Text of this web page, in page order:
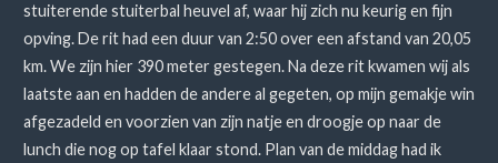
stuiterende stuiterbal heuvel af, waar hij zich nu keurig en fijn
opving. De rit had een duur van 2:50 over een afstand van 20,05
km. We zijn hier 390 meter gestegen. Na deze rit kwamen wij als
laatste aan en hadden de andere al gegeten, op mijn gemakje win
afgezadeld en voorzien van zijn natje en droogje op naar de
lunch die nog op tafel klaar stond. Plan van de middag had ik